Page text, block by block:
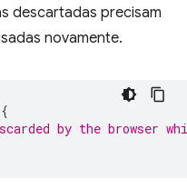
descartadas precisam
novamente.
{
by the browser